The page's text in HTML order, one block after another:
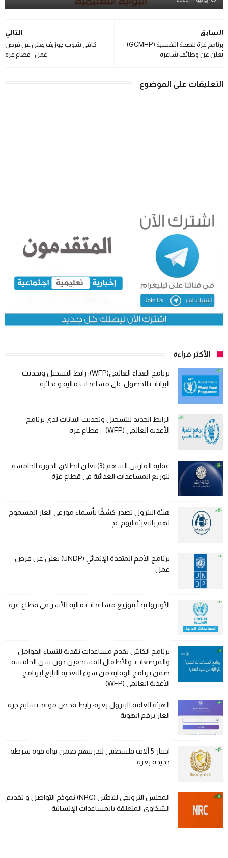
التالي
كافي شوب جوزيف يعلن عن فرص
عمل - قطاع غزة
السابق
برنامج غزة للصحة النفسية (GCMHP)
تُعلن عن وظائف شاغرة
التعليقات على الموضوع
الأكثر قراءة
برنامج الغذاء العالمي(WFP): رابط التسجيل وتحديث
البيانات للحصول على مساعدات مالية وغذائية
الرابط الجديد للتسجيل وتحديث البيانات لدى برنامج
الأغذية العالمي (WFP) – قطاع غزة
عملية الفارس الشهم (3) تعلن انطلاق الدورة الخامسة
لتوزيع المساعدات الغذائية في قطاع غزة
هيئة البترول تصدر كشفًا بأسماء موزعي الغاز المسموح
لهم بالتعبئة ليوم غدٍ
برنامج الأمم المتحدة الإنمائي (UNDP) يعلن عن فرص
عمل
الأونروا تبدأ بتوزيع مساعدات مالية للأسر في قطاع غزة
برنامج الكاش يقدم مساعدات نقدية للنساء الحوامل
والمرضعات، والأطفال المستحقين دون سن الخامسة
ضمن برنامج الوقاية من سوء التغذية التابع لبرنامج
الأغذية العالمي (WFP)
الهيئة العامة للبترول بغزة: رابط فحص موعد تسليم جرة
الغاز برقم الهوية
اختيار 5 آلاف فلسطيني لتدريبهم ضمن نواة قوة شرطة
جديدة بغزة
المجلس النرويجي للاجئين (NRC) نموذج التواصل و تقديم
الشكاوى المتعلقة بالمساعدات الإنسانية